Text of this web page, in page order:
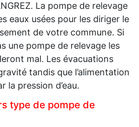
La pompe de relevage
eaux usées pour les diriger le
de votre commune. Si
une pompe de relevage les
mal. Les évacuations
tandis que l’alimentation
la pression d’eau.
type de pompe de